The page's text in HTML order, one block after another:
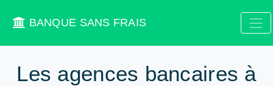
BANQUE SANS FRAIS
Les agences bancaires à